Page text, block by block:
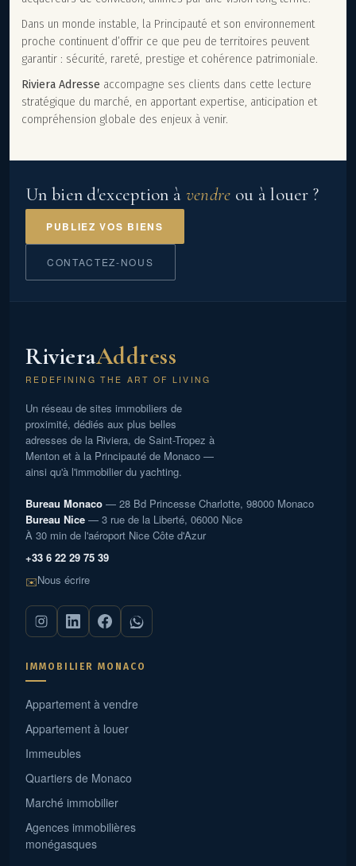
Dans un monde instable, la Principauté et son environnement
proche continuent d’offrir ce que peu de territoires peuvent
garantir : sécurité, rareté, prestige et cohérence patrimoniale.
Riviera Adresse accompagne ses clients dans cette lecture
stratégique du marché, en apportant expertise, anticipation et
compréhension globale des enjeux à venir.
Un bien d'exception à vendre ou à louer ?
PUBLIEZ VOS BIENS
CONTACTEZ-NOUS
RivieraAddress
REDEFINING THE ART OF LIVING
Un réseau de sites immobiliers de
proximité, dédiés aux plus belles
adresses de la Riviera, de Saint-Tropez à
Menton et à la Principauté de Monaco —
ainsi qu'à l'immobilier du yachting.
Bureau Monaco — 28 Bd Princesse Charlotte, 98000 Monaco
Bureau Nice — 3 rue de la Liberté, 06000 Nice
À 30 min de l'aéroport Nice Côte d'Azur
+33 6 22 29 75 39
✉️Nous écrire
IMMOBILIER MONACO
Appartement à vendre
Appartement à louer
Immeubles
Quartiers de Monaco
Marché immobilier
Agences immobilières
monégasques